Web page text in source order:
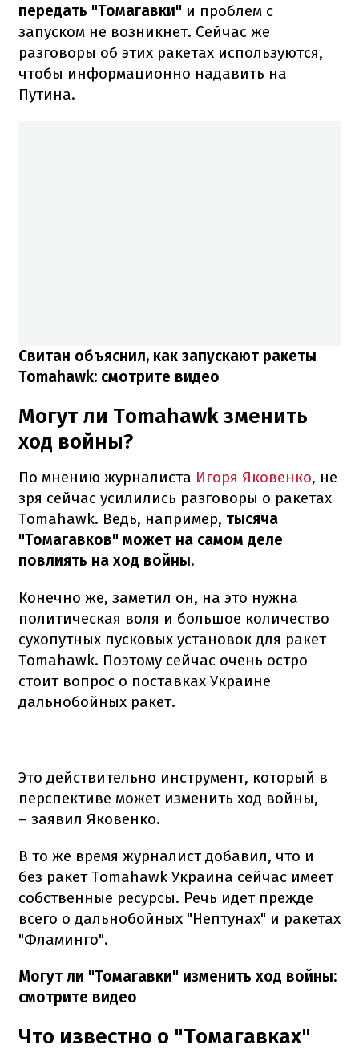
передать "Томагавки" и проблем с
запуском не возникнет. Сейчас же
разговоры об этих ракетах используются,
чтобы информационно надавить на
Путина.
Свитан объяснил, как запускают ракеты
Tomahawk: смотрите видео
Могут ли Tomahawk зменить
ход войны?
По мнению журналиста Игоря Яковенко, не
зря сейчас усилились разговоры о ракетах
Tomahawk. Ведь, например, тысяча
"Томагавков" может на самом деле
повлиять на ход войны.
Конечно же, заметил он, на это нужна
политическая воля и большое количество
сухопутных пусковых установок для ракет
Tomahawk. Поэтому сейчас очень остро
стоит вопрос о поставках Украине
дальнобойных ракет.
Это действительно инструмент, который в
перспективе может изменить ход войны,
– заявил Яковенко.
В то же время журналист добавил, что и
без ракет Tomahawk Украина сейчас имеет
собственные ресурсы. Речь идет прежде
всего о дальнобойных "Нептунах" и ракетах
"Фламинго".
Могут ли "Томагавки" изменить ход войны:
смотрите видео
Что известно о "Томагавках"